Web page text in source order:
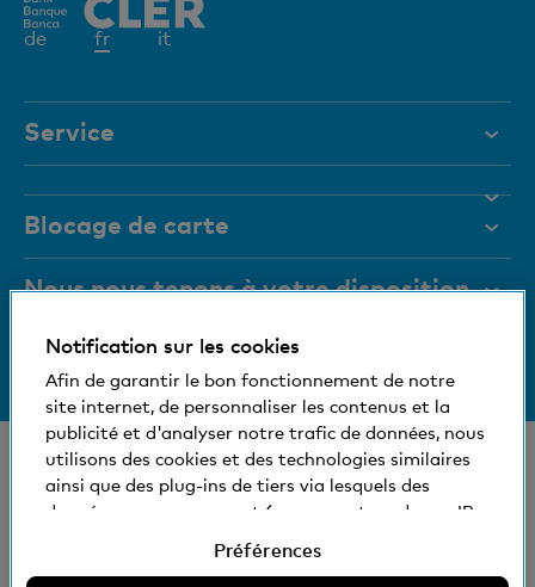
de frElément
it
Service
Documents
Magazine
Organes de direction
Medias
Social et compatible avec l'environnement
Blocage de carte
+41 (0)800 88 99 66
Nous nous tenons à votre disposition
Aide et contact
Nos succursales et bancomats
Informations relatives à la banque
© Banque Cler
Conditions juridiques et mentions légales
Notification sur les cookies
Afin de garantir le bon fonctionnement de notre
site internet, de personnaliser les contenus et la
publicité et d'analyser notre trafic de données, nous
utilisons des cookies et des technologies similaires
ainsi que des plug-ins de tiers via lesquels des
données vous concernant (comme votre adresse IP,
transmises à l'étranger. Vous pouvez accepter ou
Préférences